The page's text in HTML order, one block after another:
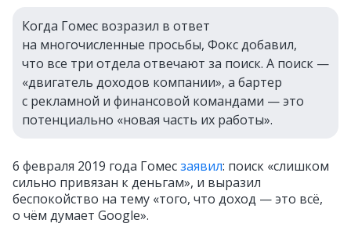
Когда Гомес возразил в ответ
на многочисленные просьбы, Фокс добавил,
что все три отдела отвечают за поиск. А поиск —
«двигатель доходов компании», а бартер
с рекламной и финансовой командами — это
потенциально «новая часть их работы».
6 февраля 2019 года Гомесзаявил: поиск «слишком
сильно привязан к деньгам», и выразил
беспокойство на тему «того, что доход — это всё,
о чём думает Google».